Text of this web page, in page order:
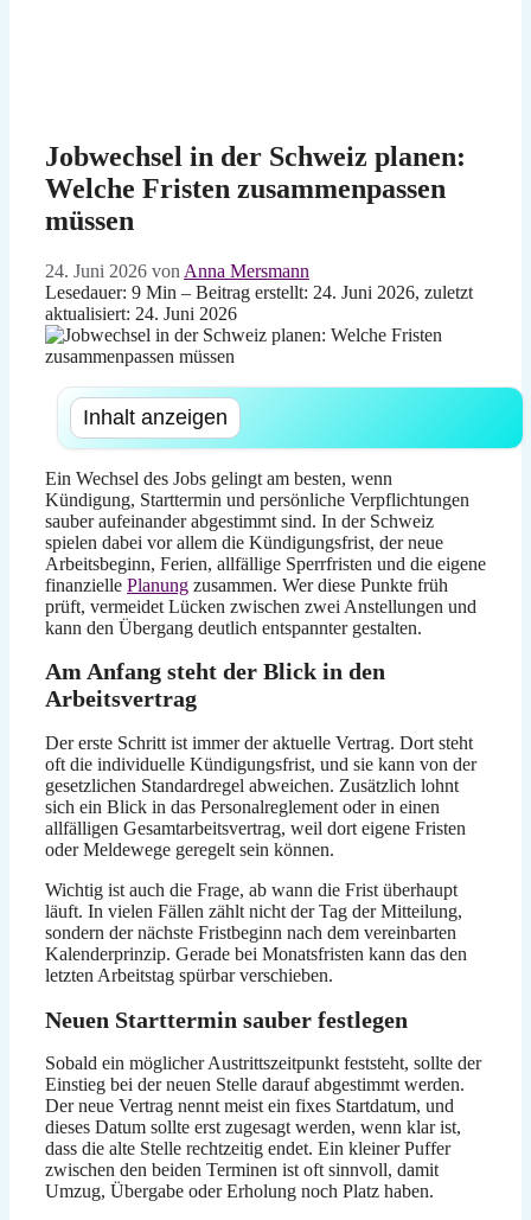
Jobwechsel in der Schweiz planen:
Welche Fristen zusammenpassen
müssen
24. Juni 2026 von Anna Mersmann
Lesedauer: 9 Min – Beitrag erstellt: 24. Juni 2026, zuletzt
aktualisiert: 24. Juni 2026
Inhalt anzeigen
Ein Wechsel des Jobs gelingt am besten, wenn
Kündigung, Starttermin und persönliche Verpflichtungen
sauber aufeinander abgestimmt sind. In der Schweiz
spielen dabei vor allem die Kündigungsfrist, der neue
Arbeitsbeginn, Ferien, allfällige Sperrfristen und die eigene
finanzielle Planung zusammen. Wer diese Punkte früh
prüft, vermeidet Lücken zwischen zwei Anstellungen und
kann den Übergang deutlich entspannter gestalten.
Am Anfang steht der Blick in den
Arbeitsvertrag
Der erste Schritt ist immer der aktuelle Vertrag. Dort steht
oft die individuelle Kündigungsfrist, und sie kann von der
gesetzlichen Standardregel abweichen. Zusätzlich lohnt
sich ein Blick in das Personalreglement oder in einen
allfälligen Gesamtarbeitsvertrag, weil dort eigene Fristen
oder Meldewege geregelt sein können.
Wichtig ist auch die Frage, ab wann die Frist überhaupt
läuft. In vielen Fällen zählt nicht der Tag der Mitteilung,
sondern der nächste Fristbeginn nach dem vereinbarten
Kalenderprinzip. Gerade bei Monatsfristen kann das den
letzten Arbeitstag spürbar verschieben.
Neuen Starttermin sauber festlegen
Sobald ein möglicher Austrittszeitpunkt feststeht, sollte der
Einstieg bei der neuen Stelle darauf abgestimmt werden.
Der neue Vertrag nennt meist ein fixes Startdatum, und
dieses Datum sollte erst zugesagt werden, wenn klar ist,
dass die alte Stelle rechtzeitig endet. Ein kleiner Puffer
zwischen den beiden Terminen ist oft sinnvoll, damit
Umzug, Übergabe oder Erholung noch Platz haben.